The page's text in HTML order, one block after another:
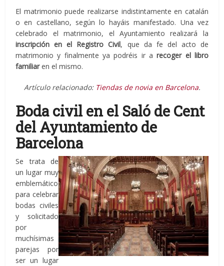
El matrimonio puede realizarse indistintamente en catalán
o en castellano, según lo hayáis manifestado. Una vez
celebrado el matrimonio, el Ayuntamiento realizará la
inscripción en el Registro Civil, que da fe del acto de
matrimonio y finalmente ya podréis ir arecoger el libro
familiaren el mismo.
Artículo relacionado: Tiendas de novia en Barcelona.
Boda civil en el Saló de Cent
del Ayuntamiento de
Barcelona
Se trata de
un lugar muy
emblemático
para celebrar
bodas civiles
y solicitado
por
muchísimas
parejas por
ser un lugar